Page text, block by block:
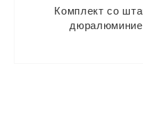
Комплект со